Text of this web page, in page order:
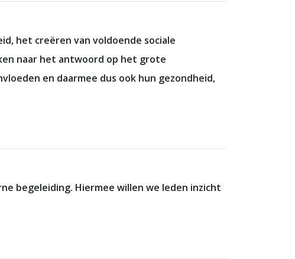
het creëren van voldoende sociale
naar het antwoord op het grote
en daarmee dus ook hun gezondheid,
begeleiding. Hiermee willen we leden inzicht